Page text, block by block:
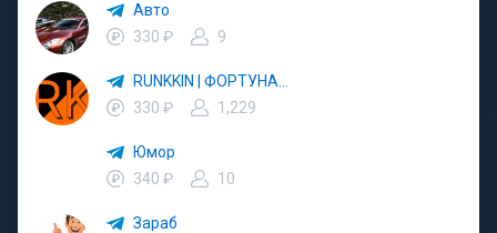
Авто
330 ₽
9
330 ₽
1,229
Юмор
340 ₽
10
Зараб